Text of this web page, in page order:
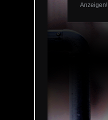
Anzeigen!